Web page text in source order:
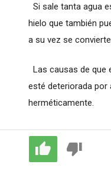
Si sale tanta agua
hielo que también
a su vez se
Las causas de que
esté deteriorada por
herméticamente.